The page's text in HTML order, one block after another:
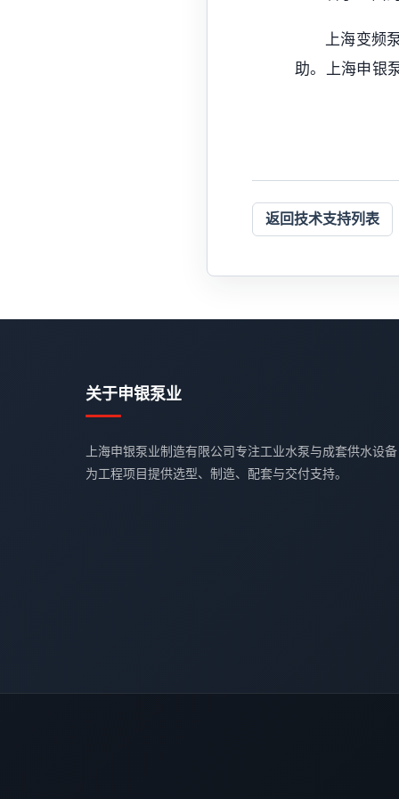
上海变频
助。上海申银
返回技术支持列表
关于申银泵业
上海申银泵业制造有限公司专注工业水泵与成套供水设
为工程项目提供选型、制造、配套与交付支持。